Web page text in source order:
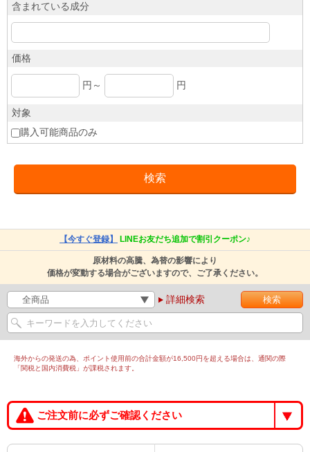
含まれている成分
価格
円～ 円
対象
購入可能商品のみ
【今すぐ登録】 LINEお友だち追加で割引クーポン♪
原材料の高騰、為替の影響により
価格が変動する場合がございますので、ご了承ください。
詳細検索
海外からの発送の為、ポイント使用前の合計金額が16,500円を超える場合は、通関の際
「関税と国内消費税」が課税されます。
ご注文前に必ずご確認ください